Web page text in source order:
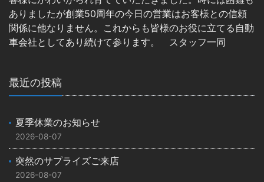
ありましたが創業50周年の今日の営業はお客様との信頼
関係に他なりません。これからも皆様のお役に立てる自動
車会社としてあり続けて参ります。 スタッフ一同
最近の投稿
夏季休業のお知らせ
2026-08-07
突然のサプライズご来店
2026-08-07